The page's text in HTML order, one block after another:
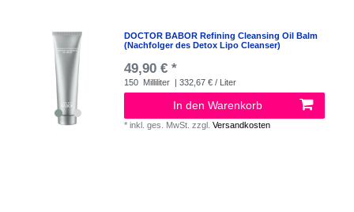
DOCTOR BABOR Refining Cleansing Oil Balm
(Nachfolger des Detox Lipo Cleanser)
49,90 € *
150 Milliliter | 332,67 € / Liter
In den Warenkorb
*inkl. ges. MwSt. zzgl.Versandkosten